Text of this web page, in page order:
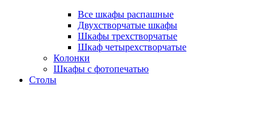
Все шкафы распашные
Двухстворчатые шкафы
Шкафы трехстворчатые
Шкаф четырехстворчатые
Колонки
Шкафы с фотопечатью
Столы